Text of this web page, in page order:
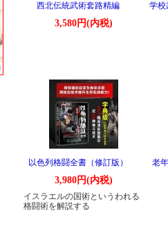
西北伝統武術套路精編
3,580円(内税)
学校
以色列格闘全書（修訂版）
3,980円(内税)
イスラエルの国術というわれる
格闘術を解説する
老